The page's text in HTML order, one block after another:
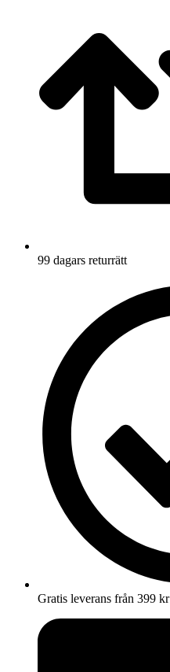
99 dagars returrätt
Gratis leverans från 399 kr